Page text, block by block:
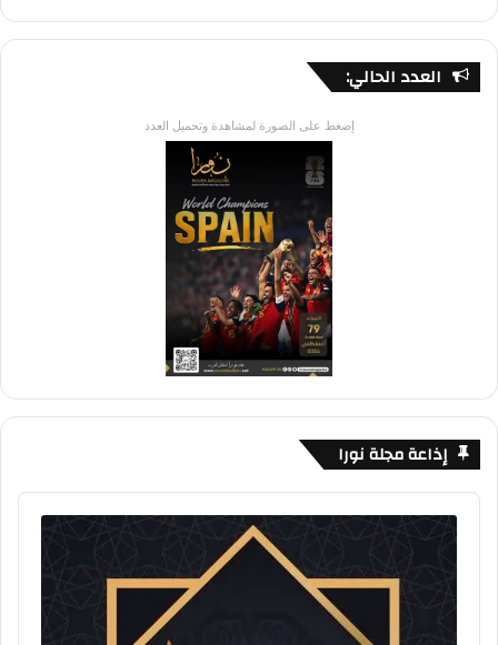
العدد الحالي:
إضغط على الصورة لمشاهدة وتحميل العدد
إذاعة مجلة نورا
Audio
Player